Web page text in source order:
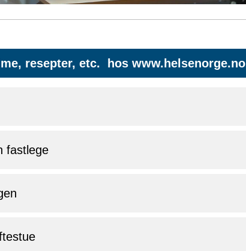
resepter, etc. hos www.helsenorge.no
fastlege